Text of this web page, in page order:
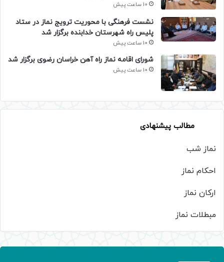
10 ساعت پیش
نشست فرهنگی با محوریت ترویج نماز در ستاد
پلیس راه شهرستان خدابنده برگزار شد
10 ساعت پیش
شورای اقامه نماز راه آهن خراسان رضوی برگزار شد
10 ساعت پیش
مطالب پیشنهادی
نماز شب
احکام نماز
ارکان نماز
مبطلات نماز